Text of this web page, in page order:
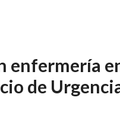
enfermería
de